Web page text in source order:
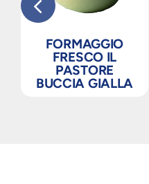
FORMAGGIO
FRESCO IL
PASTORE
BUCCIA GIALLA